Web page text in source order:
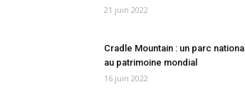
21 juin 2022
Cradle Mountain : un parc national
au patrimoine mondial
16 juin 2022